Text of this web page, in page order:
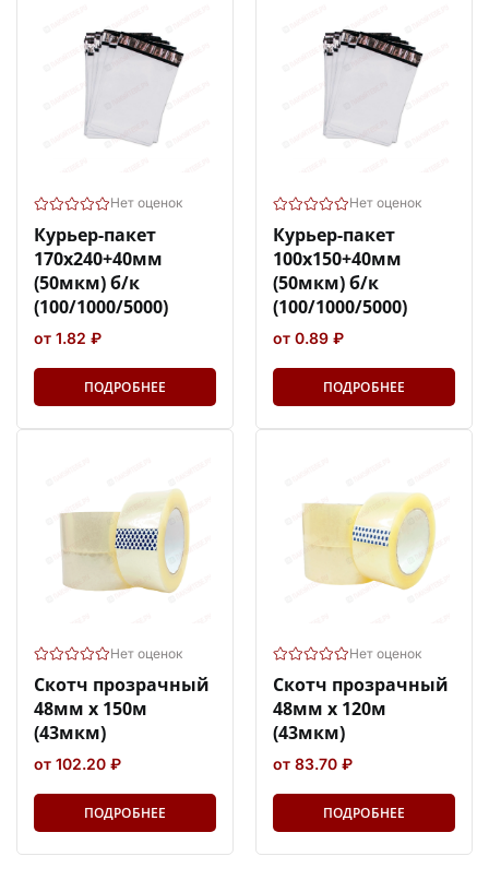
Нет оценок
Курьер-пакет
170х240+40мм
(50мкм) б/к
(100/1000/5000)
от 1.82 ₽
ПОДРОБНЕЕ
Нет оценок
Курьер-пакет
100х150+40мм
(50мкм) б/к
(100/1000/5000)
от 0.89 ₽
ПОДРОБНЕЕ
Нет оценок
Скотч прозрачный
48мм х 150м
(43мкм)
от 102.20 ₽
ПОДРОБНЕЕ
Нет оценок
Скотч прозрачный
48мм х 120м
(43мкм)
от 83.70 ₽
ПОДРОБНЕЕ